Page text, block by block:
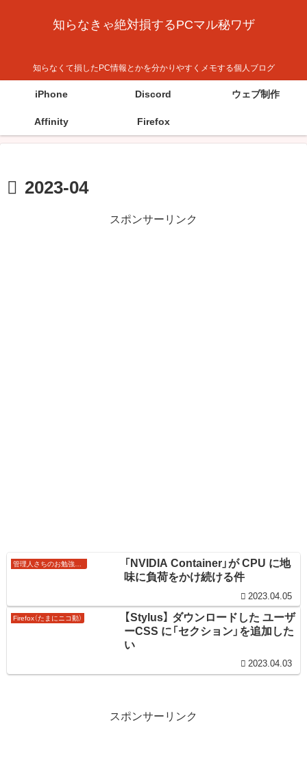
知らなきゃ絶対損するPCマル秘ワザ
知らなくて損したPC情報とかを分かりやすくメモする個人ブログ
iPhone Discord ウェブ制作
Affinity Firefox
2023-04
スポンサーリンク
「NVIDIA Container」が CPU に地
味に負荷をかけ続ける件
2023.04.05
Firefox（たまにニコ動）
【Stylus】 ダウンロードした ユーザ
ーCSS に「セクション」を追加した
い
2023.04.03
スポンサーリンク